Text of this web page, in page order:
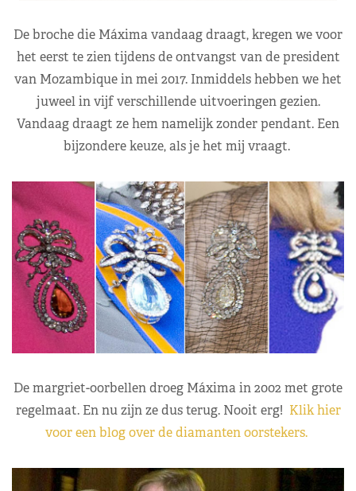
De broche die Máxima vandaag draagt, kregen we voor
het eerst te zien tijdens de ontvangst van de president
van Mozambique in mei 2017. Inmiddels hebben we het
juweel in vijf verschillende uitvoeringen gezien.
Vandaag draagt ze hem namelijk zonder pendant. Een
bijzondere keuze, als je het mij vraagt.
De margriet-oorbellen droeg Máxima in 2002 met grote
regelmaat. En nu zijn ze dus terug. Nooit erg! Klik hier
voor een blog over de diamanten oorstekers.